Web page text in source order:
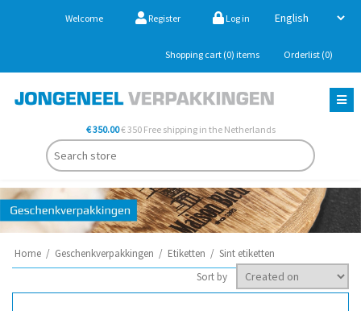
Welcome Register Log in
Shopping cart (0) items Orderlist (0)
€ 350.00€ 350 Free shipping in the Netherlands
Home / Geschenkverpakkingen / Etiketten / Sint etiketten
Sort by